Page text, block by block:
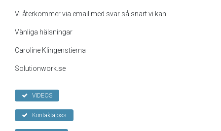
Vi återkommer via email med svar så snart vi kan
Vänliga hälsningar
Caroline Klingenstierna
Solutionwork.se
VIDEOS
Kontakta oss